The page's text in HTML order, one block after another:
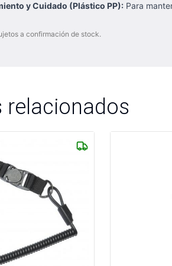
y Cuidado (Plástico PP): Para
a confirmación de stock.
relacionados